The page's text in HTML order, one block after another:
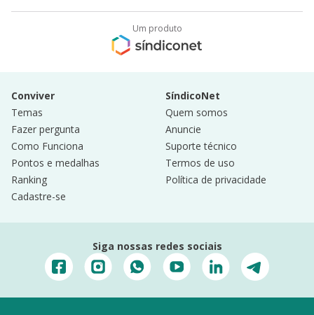
Um produto
Conviver
Temas
Fazer pergunta
Como Funciona
Pontos e medalhas
Ranking
Cadastre-se
SíndicoNet
Quem somos
Anuncie
Suporte técnico
Termos de uso
Política de privacidade
Siga nossas redes sociais